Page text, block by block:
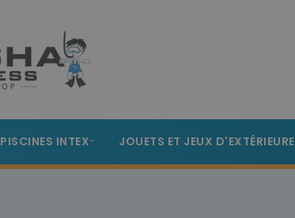
PISCINES INTEX JOUETS ET JEUX D'EXTÉRIEURE